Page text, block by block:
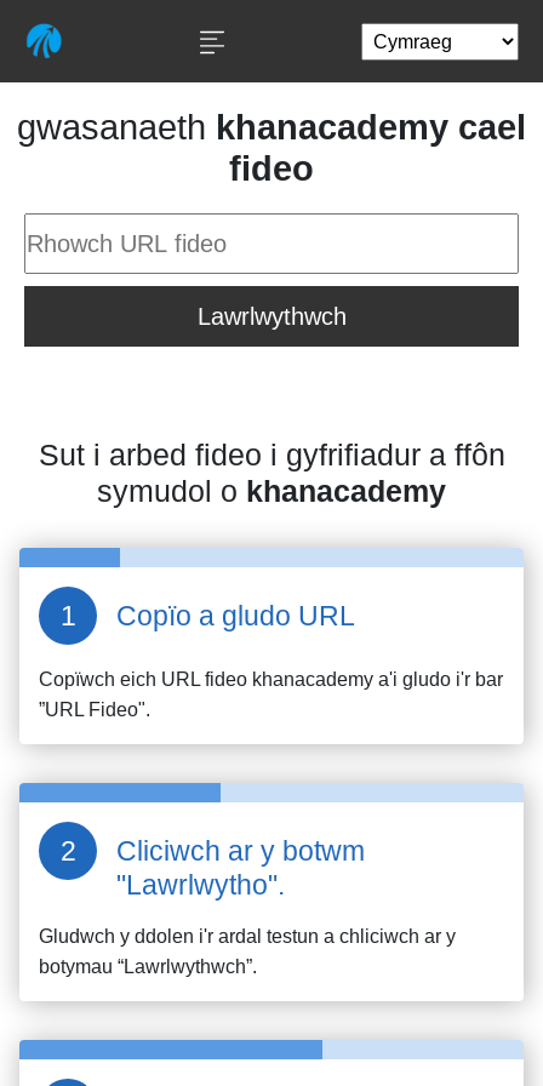
gwasanaeth khanacademy cael
fideo
Lawrlwythwch
Sut i arbed fideo i gyfrifiadur a ffôn
symudol o khanacademy
Copïo a gludo URL
Copïwch eich URL fideo khanacademy a'i gludo i'r bar
”URL Fideo".
Cliciwch ar y botwm
"Lawrlwytho".
Gludwch y ddolen i'r ardal testun a chliciwch ar y
botymau “Lawrlwythwch”.